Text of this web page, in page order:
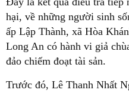
hại, về những người sinh
ấp Lập Thành, xã Hòa
Long An có hành vi giả
đảo chiếm đoạt tài sản.
Trước đó, Lê Thanh Nhất